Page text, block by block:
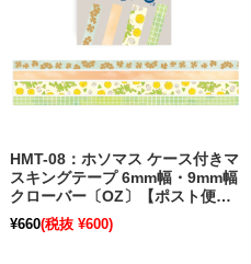
HMT-08：ホソマス ケース付きマ
スキングテープ 6mm幅・9mm幅
クローバー〔OZ〕【ポスト便不
可】【旧パッケージ】
¥660(税抜 ¥600)